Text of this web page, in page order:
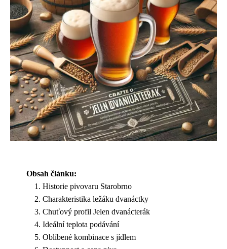
Obsah článku:
Historie pivovaru Starobrno
Charakteristika ležáku dvanáctky
Chuťový profil Jelen dvanácterák
Ideální teplota podávání
Oblíbené kombinace s jídlem